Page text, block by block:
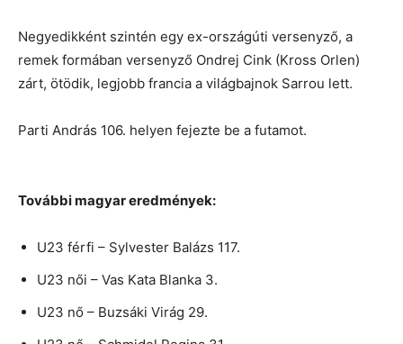
Negyedikként szintén egy ex-országúti versenyző, a
remek formában versenyző Ondrej Cink (Kross Orlen)
zárt, ötödik, legjobb francia a világbajnok Sarrou lett.
Parti András 106. helyen fejezte be a futamot.
További magyar eredmények:
U23 férfi – Sylvester Balázs 117.
U23 női – Vas Kata Blanka 3.
U23 nő – Buzsáki Virág 29.